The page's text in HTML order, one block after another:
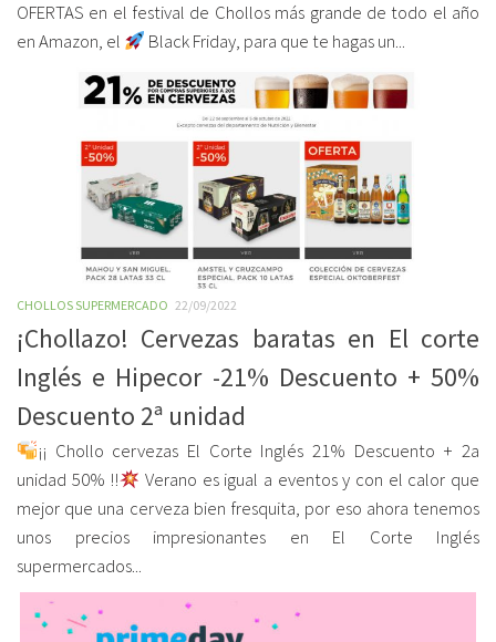
OFERTAS en el festival de Chollos más grande de todo el año
en Amazon, el
Black Friday, para que te hagas un...
CHOLLOS SUPERMERCADO 22/09/2022
¡Chollazo! Cervezas baratas en El corte
Inglés e Hipecor -21% Descuento + 50%
Descuento 2ª unidad
¡¡ Chollo cervezas El Corte Inglés 21% Descuento + 2a
unidad 50% !!
Verano es igual a eventos y con el calor que
mejor que una cerveza bien fresquita, por eso ahora tenemos
unos precios impresionantes en El Corte Inglés
supermercados...